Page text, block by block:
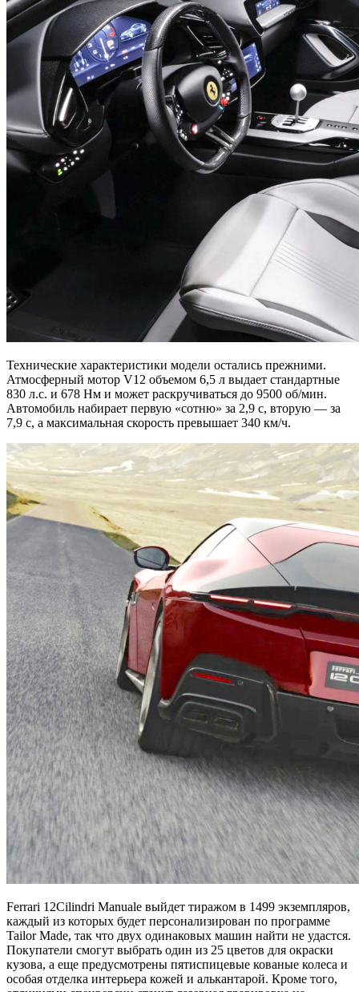
Технические характеристики модели остались прежними.
Атмосферный мотор V12 объемом 6,5 л выдает стандартные
830 л.с. и 678 Нм и может раскручиваться до 9500 об/мин.
Автомобиль набирает первую «сотню» за 2,9 с, вторую — за
7,9 с, а максимальная скорость превышает 340 км/ч.
Ferrari 12Cilindri Manuale выйдет тиражом в 1499 экземпляров,
каждый из которых будет персонализирован по программе
Tailor Made, так что двух одинаковых машин найти не удастся.
Покупатели смогут выбрать один из 25 цветов для окраски
кузова, а еще предусмотрены пятиспицевые кованые колеса и
особая отделка интерьера кожей и алькантарой. Кроме того,